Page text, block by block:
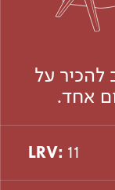
להכיר על
אחד.
LRV: 11